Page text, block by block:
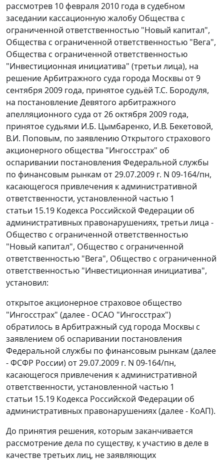
рассмотрев 10 февраля 2010 года в судебном
заседании кассационную жалобу Общества с
ограниченной ответственностью "Новый капитал",
Общества с ограниченной ответственностью "Вега",
Общества с ограниченной ответственностью
"Инвестиционная инициатива" (третьи лица), на
решение Арбитражного суда города Москвы от 9
сентября 2009 года, принятое судьёй Т.С. Бородуля,
на постановление Девятого арбитражного
апелляционного суда от 26 октября 2009 года,
принятое судьями И.Б. Цымбаренко, И.В. Бекетовой,
В.И. Поповым, по заявлению Открытого страхового
акционерного общества "Ингосстрах" об
оспаривании постановления Федеральной службы
по финансовым рынкам от 29.07.2009 г. N 09-164/пн,
касающегося привлечения к административной
ответственности, установленной частью 1
статьи 15.19 Кодекса Российской Федерации об
административных правонарушениях, третьи лица -
Общество с ограниченной ответственностью
"Новый капитал", Общество с ограниченной
ответственностью "Вега", Общество с ограниченной
ответственностью "Инвестиционная инициатива",
установил:
открытое акционерное страховое общество
"Ингосстрах" (далее - ОСАО "Ингосстрах")
обратилось в Арбитражный суд города Москвы с
заявлением об оспаривании постановления
Федеральной службы по финансовым рынкам (далее
- ФСФР России) от 29.07.2009 г. N 09-164/пн,
касающегося привлечения к административной
ответственности, установленной частью 1
статьи 15.19 Кодекса Российской Федерации об
административных правонарушениях (далее - КоАП).
До принятия решения, которым заканчивается
рассмотрение дела по существу, к участию в деле в
качестве третьих лиц, не заявляющих